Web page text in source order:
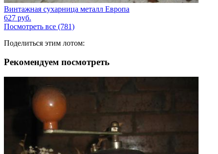
Винтажная сухарница металл Европа
627 руб.
Посмотреть все (781)
Поделиться этим лотом:
Рекомендуем посмотреть